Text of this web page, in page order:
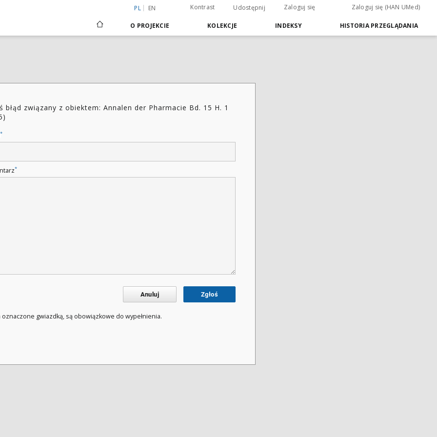
PL EN Kontrast Udostępnij Zaloguj się Zaloguj się (HAN UMed)
O PROJEKCIE KOLEKCJE INDEKSY HISTORIA PRZEGLĄDANIA
błąd związany z obiektem: Annalen der Pharmacie Bd. 15 H. 1
*
*
Anuluj Zgłoś
oznaczone gwiazdką, są obowiązkowe do wypełnienia.